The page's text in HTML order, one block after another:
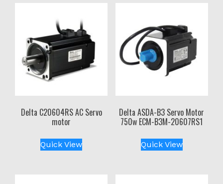
Delta C20604RS AC Servo
motor
Quick View
Delta ASDA-B3 Servo Motor
750w ECM-B3M-20607RS1
Quick View